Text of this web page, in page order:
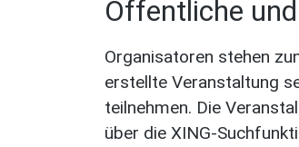
Öffentliche
Organisatoren stehen
erstellte Veranstaltung
teilnehmen. Die
über die XING-